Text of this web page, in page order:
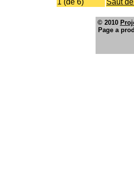
1 (de 6)
Saut
© 2010
Page a